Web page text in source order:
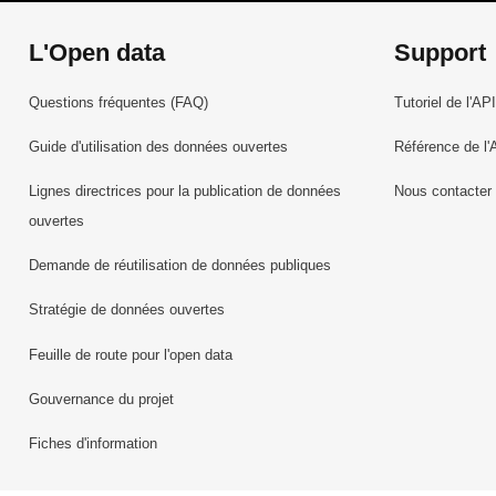
L'Open data
Questions fréquentes (FAQ)
Guide d'utilisation des données ouvertes
Lignes directrices pour la publication de données
ouvertes
Demande de réutilisation de données publiques
Stratégie de données ouvertes
Feuille de route pour l'open data
Gouvernance du projet
Fiches d'information
Support
Tutoriel de l'API
Référence de
Nous contacter